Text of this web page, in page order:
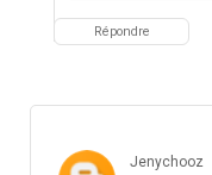
Répondre
Jenychooz